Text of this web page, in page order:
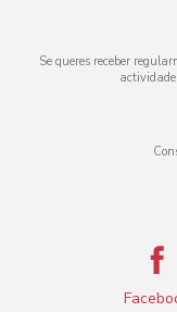
Se queres receber